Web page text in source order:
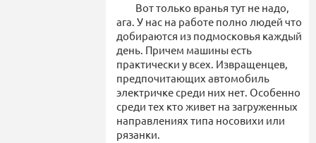
Вот только вранья тут не надо,
ага. У нас на работе полно людей что
добираются из подмосковья каждый
день. Причем машины есть
практически у всех. Извращенцев,
предпочитающих автомобиль
электричке среди них нет. Особенно
среди тех кто живет на загруженных
направлениях типа носовихи или
рязанки.